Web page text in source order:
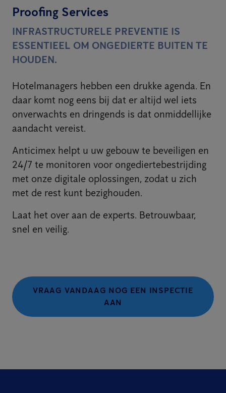
Proofing Services
INFRASTRUCTURELE PREVENTIE IS
ESSENTIEEL OM ONGEDIERTE BUITEN TE
HOUDEN.
Hotelmanagers hebben een drukke agenda. En
daar komt nog eens bij dat er altijd wel iets
onverwachts en dringends is dat onmiddellijke
aandacht vereist.
Anticimex helpt u uw gebouw te beveiligen en
24/7 te monitoren voor ongediertebestrijding
met onze digitale oplossingen, zodat u zich
met de rest kunt bezighouden.
Laat het over aan de experts. Betrouwbaar,
snel en veilig.
VRAAG VANDAAG NOG EEN INSPECTIE
AAN